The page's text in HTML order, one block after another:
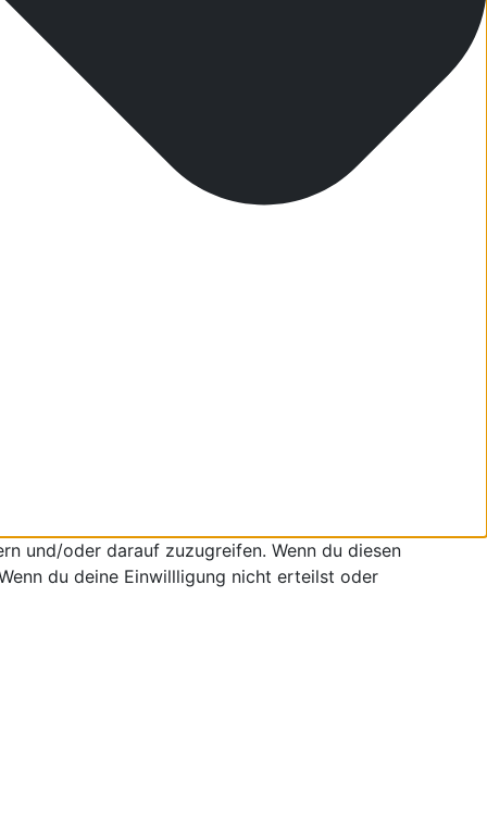
und/oder darauf zuzugreifen. Wenn du diesen
du deine Einwillligung nicht erteilst oder